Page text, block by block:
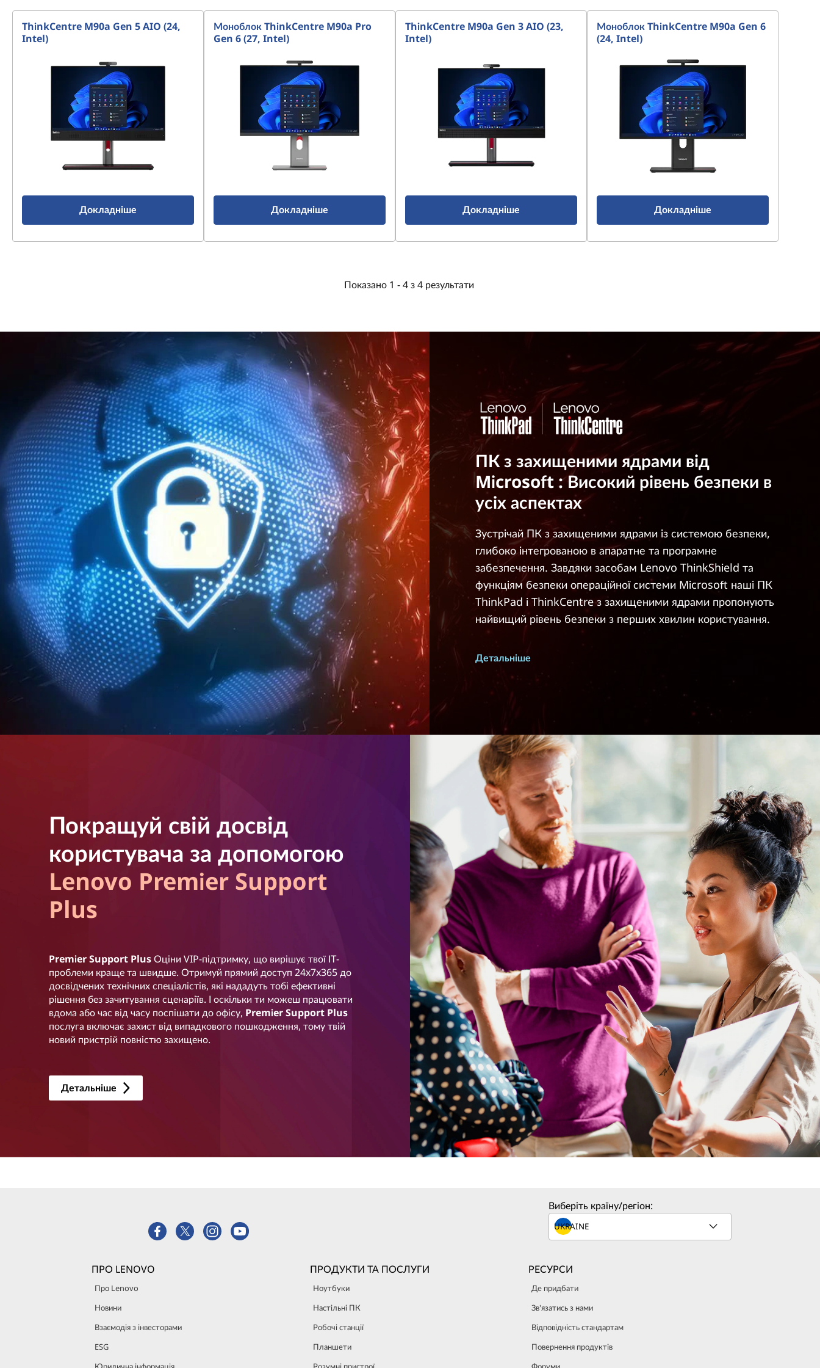
ThinkCentre M90a Gen 5 AIO (24,
Intel)
Докладніше
Моноблок ThinkCentre M90a Pro
Gen 6 (27, Intel)
Докладніше
ThinkCentre M90a Gen 3 AIO (23,
Intel)
Докладніше
Моноблок ThinkCentre M90a Gen 6
(24, Intel)
Докладніше
Показано 1 -4з4 результати
ПК з захищеними ядрами від
Microsoft : Високий рівень безпеки в
усіх аспектах
Зустрічай ПК з захищеними ядрами із системою безпеки,
глибоко інтегрованою в апаратне та програмне
забезпечення. Завдяки засобам Lenovo ThinkShield та
функціям безпеки операційної системи Microsoft наші ПК
ThinkPad і ThinkCentre з захищеними ядрами пропонують
найвищий рівень безпеки з перших хвилин користування.
Детальніше
Покращуй свій досвід
користувача за допомогою
Lenovo Premier Support
Plus
Premier Support PlusОціни VIP-підтримку, що вирішує твої ІТ-
проблеми краще та швидше. Отримуй прямий доступ 24x7x365 до
досвідчених технічних спеціалістів, які нададуть тобі ефективні
рішення без зачитування сценаріїв. І оскільки ти можеш працювати
вдома або час від часу поспішати до офісу, Premier Support Plus
послуга включає захист від випадкового пошкодження, тому твій
новий пристрій повністю захищено.
Детальніше
Виберіть країну/регіон:
ПРО LENOVO
Про Lenovo
Новини
Взаємодія з інвесторами
ESG
ПРОДУКТИ ТА ПОСЛУГИ
Ноутбуки
Настільні ПК
Робочі станції
Планшети
РЕСУРСИ
Де придбати
Зв'язатись з нами
Відповідність стандартам
Повернення продуктів